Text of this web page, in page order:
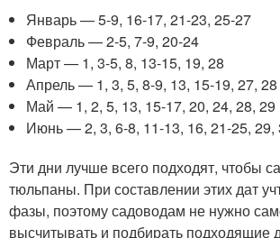
Январь — 5-9, 16-17, 21-23, 25-27
Февраль — 2-5, 7-9, 20-24
Март — 1, 3-5, 8, 13-15, 19, 28
Апрель — 1, 3, 5, 8-9, 13, 15-19, 27, 28
Май — 1, 2, 5, 13, 15-17, 20, 24, 28, 29
Июнь — 2, 3, 6-8, 11-13, 16, 21-25, 29,
Эти дни лучше всего подходят, чтобы
тюльпаны. При составлении этих дат
фазы, поэтому садоводам не нужно
высчитывать и подбирать подходящие